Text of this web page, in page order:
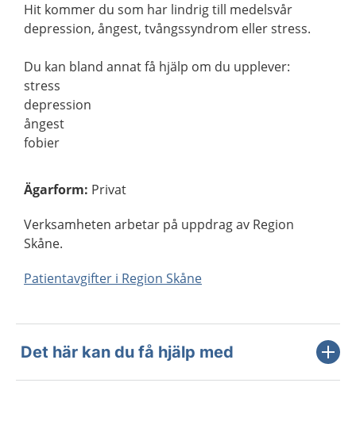
Hit kommer du som har lindrig till medelsvår
depression, ångest, tvångssyndrom eller stress.
Du kan bland annat få hjälp om du upplever:
stress
depression
ångest
fobier
Ägarform: Privat
Verksamheten arbetar på uppdrag av Region
Skåne.
Patientavgifter i Region Skåne
Det här kan du få hjälp med